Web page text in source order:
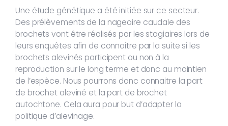
Une étude génétique a été initiée sur ce secteur.
Des prélèvements de la nageoire caudale des
brochets vont être réalisés par les stagiaires lors de
leurs enquêtes afin de connaitre par la suite si les
brochets alevinés participent ou non à la
reproduction sur le long terme et donc au maintien
de l’espèce. Nous pourrons donc connaitre la part
de brochet aleviné et la part de brochet
autochtone. Cela aura pour but d’adapter la
politique d’alevinage.